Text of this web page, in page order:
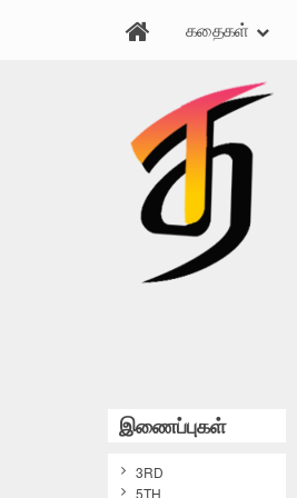
கதைகள்
இணைப்புகள்
3RD
5TH